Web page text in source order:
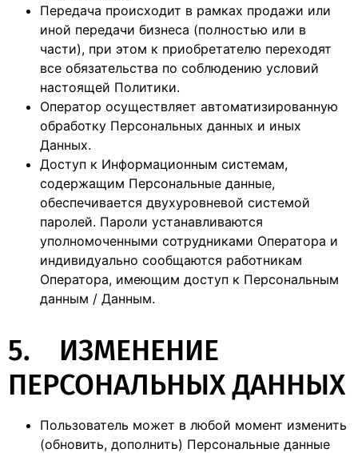
Передача происходит в рамках продажи или
иной передачи бизнеса (полностью или в
части), при этом к приобретателю переходят
все обязательства по соблюдению условий
настоящей Политики.
Оператор осуществляет автоматизированную
обработку Персональных данных и иных
Данных.
Доступ к Информационным системам,
содержащим Персональные данные,
обеспечивается двухуровневой системой
паролей. Пароли устанавливаются
уполномоченными сотрудниками Оператора и
индивидуально сообщаются работникам
Оператора, имеющим доступ к Персональным
данным / Данным.
5. ИЗМЕНЕНИЕ
ПЕРСОНАЛЬНЫХ ДАННЫХ
Пользователь может в любой момент изменить
(обновить, дополнить) Персональные данные